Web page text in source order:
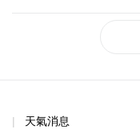
天氣消息